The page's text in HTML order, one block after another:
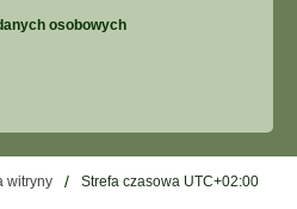
osobowych
witryny Strefa czasowa UTC+02:00